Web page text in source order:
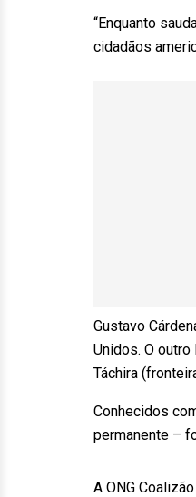
“Enquanto
cidadãos
Gustavo
Unidos. O
Táchira
Conhecidos
permanente –
A ONG